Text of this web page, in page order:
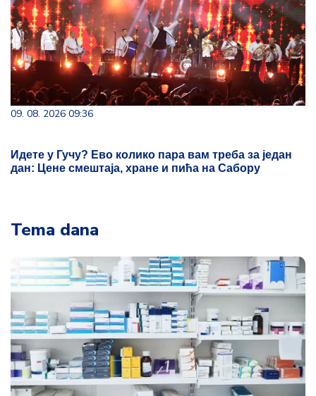
09. 08. 2026 09:36
Идете у Гучу? Ево колико пара вам треба за један
дан: Цене смештаја, хране и пића на Сабору
Tema dana